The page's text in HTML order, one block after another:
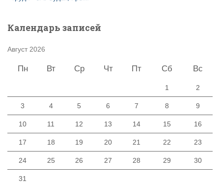
Календарь записей
Август 2026
Пн Вт Ср Чт Пт Сб Вс
1 2
3 4 5 6 7 8 9
10 11 12 13 14 15 16
17 18 19 20 21 22 23
24 25 26 27 28 29 30
31